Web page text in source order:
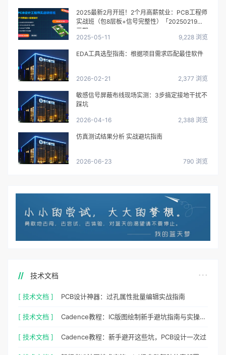
2025最新2月开班！2个月高薪就业：PCB工程师
实战班（包8层板+信号完整性）「20250219第
三期」
2025-05-11
9,228 浏览
EDA工具选型指南：根据项目需求匹配最佳软件
2026-02-21 2,377 浏览
敏感信号屏蔽布线现场实测：3步搞定接地干扰不
踩坑
2026-04-16 2,388 浏览
仿真测试结果分析 实战避坑指南
2026-06-23 790 浏览
技术文档
[ 技术文档 ] PCB设计神器：过孔属性批量编辑实战指南
[ 技术文档 ] Cadence教程：IC版图绘制新手避坑指南与实操细节
[ 技术文档 ] Cadence教程：新手避开这些坑，PCB设计一次过